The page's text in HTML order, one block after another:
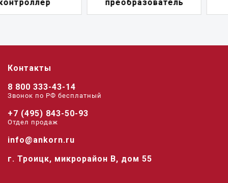
преобразователь
переключатель
Контакты
8 800 333-43-14
Звонок по РФ беcплатный
+7 (495) 843-50-93
Отдел продаж
info@ankorn.ru
г. Троицк, микрорайон В, дом 55